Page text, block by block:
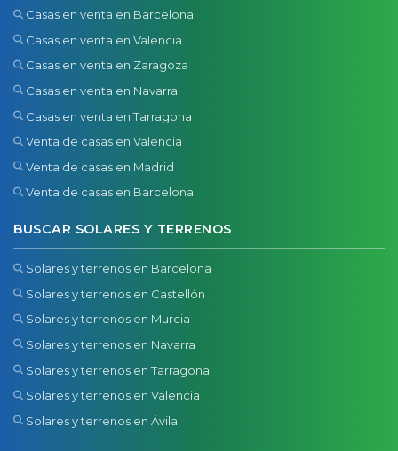
Casas en venta en Barcelona
Casas en venta en Valencia
Casas en venta en Zaragoza
Casas en venta en Navarra
Casas en venta en Tarragona
Venta de casas en Valencia
Venta de casas en Madrid
Venta de casas en Barcelona
BUSCAR SOLARES Y TERRENOS
Solares y terrenos en Barcelona
Solares y terrenos en Castellón
Solares y terrenos en Murcia
Solares y terrenos en Navarra
Solares y terrenos en Tarragona
Solares y terrenos en Valencia
Solares y terrenos en Ávila